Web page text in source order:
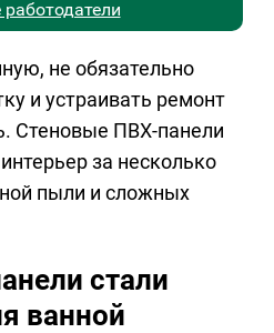
не обязательно
и устраивать ремонт
Стеновые ПВХ-панели
за несколько
пыли и сложных
стали
ванной